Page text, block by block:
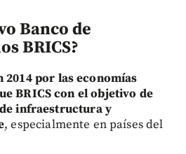
Banco de
BRICS?
2014 por las economías
BRICS con el objetivo de
infraestructura y
, especialmente en países del